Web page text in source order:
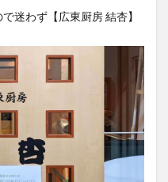
迷わず【広東厨房 結杏】